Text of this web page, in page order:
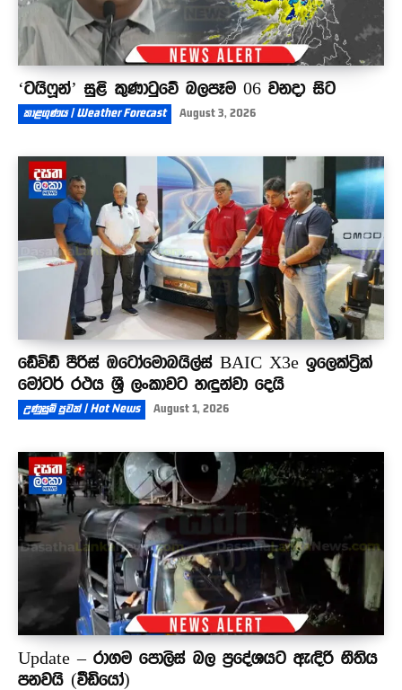
‘ටයිෆූන්’ සුළි කුණාටුවේ බලපෑම 06 වනදා සිට
කාළගුණය | Weather Forecast August 3, 2026
ඩේවිඩ් පීරිස් ඔටෝමොබයිල්ස් BAIC X3e ඉලෙක්ට්‍රික්
මෝටර් රථය ශ්‍රී ලංකාවට හඳුන්වා දෙයි
උණුසුම් පුවත් | Hot News August 1, 2026
Update – රාගම පොලිස් බල ප්‍රදේශයට ඇඳිරි නීතිය
පනවයි (වීඩියෝ)